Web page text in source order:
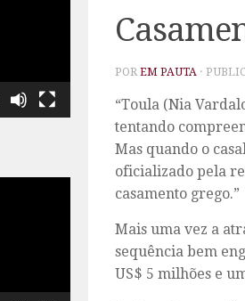
POR EM PAUTA ·
“Toula (Nia
tentando
Mas quando o
oficializado pela
casamento grego.”
Mais uma vez a
sequência bem
US$ 5 milhões e